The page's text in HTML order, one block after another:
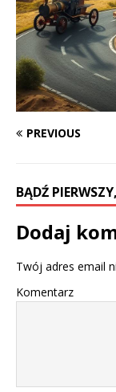
PREVIOUS
BĄDŹ
Dodaj
Twój adres email
Komentarz